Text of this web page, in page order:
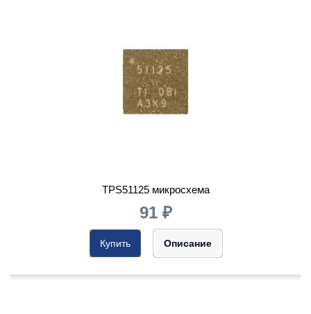
TPS51125 микросхема
91 ₽
Купить Описание